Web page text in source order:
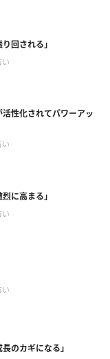
回される」
い
性化されてパワーアッ
い
に高まる」
い
い
のカギになる」